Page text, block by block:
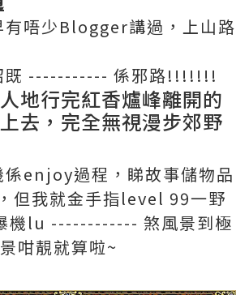
有唔少Blogger講過，上山路
既 ----------- 係邪路!!!!!!!
地行完紅香爐峰離開的
去，完全無視漫步郊野
係enjoy過程，睇故事儲物品
但我就金手指level 99一野
機lu ------------ 煞風景到極
咁靚就算啦~